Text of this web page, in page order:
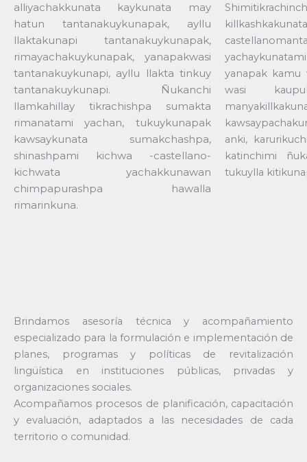
alliyachakkunata kaykunata may
hatun tantanakuykunapak, ayllu
llaktakunapi tantanakuykunapak,
rimayachakuykunapak, yanapakwasi
tantanakuykunapi, ayllu llakta tinkuy
tantanakuykunapi. Ñukanchi
llamkahillay tikrachishpa sumakta
rimanatami yachan, tukuykunapak
kawsaykunata sumakchashpa,
shinashpami kichwa -castellano-
kichwata yachakkunawan
chimpapurashpa hawalla
rimarinkuna.
yanapak kamu
wasi
anki,
katinchimi
tukuylla
Brindamos asesoría técnica y acompañamiento
especializado para la formulación e implementación de
planes, programas y políticas de revitalización
lingüística en instituciones públicas, privadas y
organizaciones sociales.
Acompañamos procesos de planificación, capacitación
y evaluación, adaptados a las necesidades de cada
territorio o comunidad.